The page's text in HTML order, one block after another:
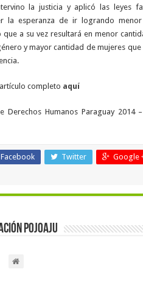
la justicia y aplicó las leyes
la esperanza de ir logrando
que a su vez resultará en menor
y mayor cantidad de mujeres que
completo aquí
Derechos Humanos Paraguay 2014
Facebook Twitter Google
Pojoaju